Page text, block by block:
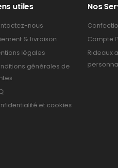
utiles
nous
& Livraison
légales
générales de
et cookies
Nos
Compte
Rideaux